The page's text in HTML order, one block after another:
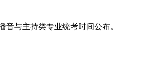
音与主持类专业统考时间公布。